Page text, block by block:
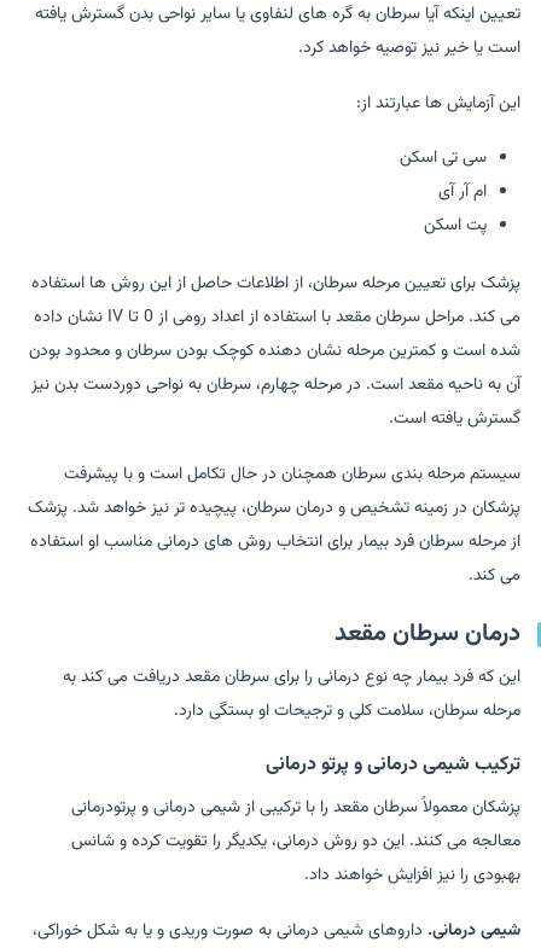
تعیین اینکه آیا سرطان به گره های لنفاوی یا سایر نواحی بدن گسترش یافته
است یا خیر نیز توصیه خواهد کرد.
این آزمایش ها عبارتند از:
سی تی اسکن
ام آر آی
پت اسکن
پزشک برای تعیین مرحله سرطان، از اطلاعات حاصل از این روش ها استفاده
می کند. مراحل سرطان مقعد با استفاده از اعداد رومی از 0 تا IV نشان داده
شده است و کمترین مرحله نشان دهنده کوچک بودن سرطان و محدود بودن
آن به ناحیه مقعد است. در مرحله چهارم، سرطان به نواحی دوردست بدن نیز
گسترش یافته است.
سیستم مرحله بندی سرطان همچنان در حال تکامل است و با پیشرفت
پزشکان در زمینه تشخیص و درمان سرطان، پیچیده تر نیز خواهد شد. پزشک
از مرحله سرطان فرد بیمار برای انتخاب روش های درمانی مناسب او استفاده
می کند.
درمان سرطان مقعد
این که فرد بیمار چه نوع درمانی را برای سرطان مقعد دریافت می کند به
مرحله سرطان، سلامت کلی و ترجیحات او بستگی دارد.
ترکیب شیمی درمانی و پرتو درمانی
پزشکان معمولاً سرطان مقعد را با ترکیبی از شیمی درمانی و پرتودرمانی
معالجه می کنند. این دو روش درمانی، یکدیگر را تقویت کرده و شانس
بهبودی را نیز افزایش خواهند داد.
شیمی درمانی. داروهای شیمی درمانی به صورت وریدی و یا به شکل خوراکی،